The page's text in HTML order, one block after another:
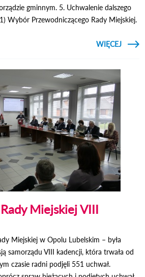
gminnym. 5. Uchwalenie dalszego
Wybór Przewodniczącego Rady Miejskiej.
CZYTAJ
WIĘCEJ
O I
Miejskiej VIII
Miejskiej w Opolu Lubelskim – była
samorządu VIII kadencji, która trwała od
czasie radni podjęli 551 uchwał.